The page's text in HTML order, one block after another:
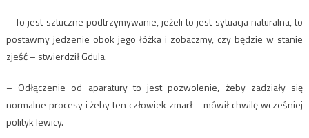
– To jest sztuczne podtrzymywanie, jeżeli to jest sytuacja naturalna, to
postawmy jedzenie obok jego łóżka i zobaczmy, czy będzie w stanie
zjeść – stwierdził Gdula.
– Odłączenie od aparatury to jest pozwolenie, żeby zadziały się
normalne procesy i żeby ten człowiek zmarł – mówił chwilę wcześniej
polityk lewicy.